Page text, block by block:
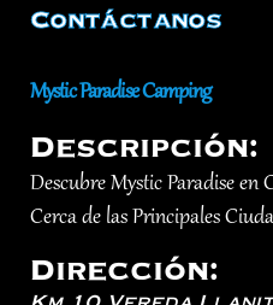
Contáctanos
Mystic Paradise Camping
Descripción:
Descubre Mystic Paradise en
Cerca de las Principales
Dirección: